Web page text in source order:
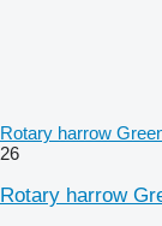
Rotary harrow
26
Rotary harrow